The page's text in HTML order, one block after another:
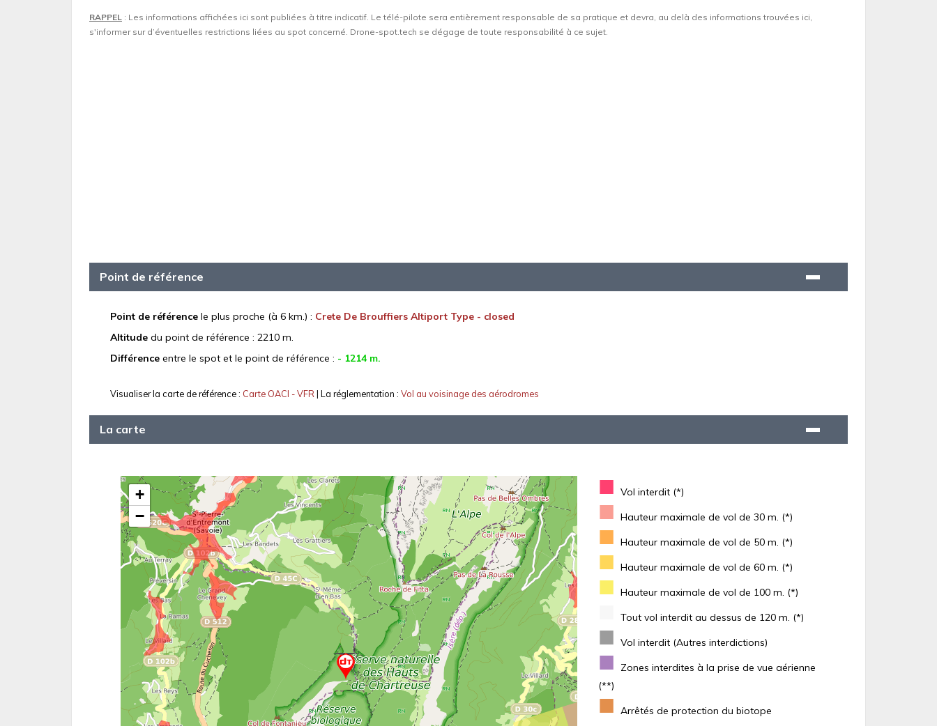
RAPPEL : Les informations affichées ici sont publiées à titre indicatif. Le télé-pilote sera entièrement responsable de sa pratique et devra, au delà des informations trouvées ici,
s'informer sur d’éventuelles restrictions liées au spot concerné. Drone-spot.tech se dégage de toute responsabilité à ce sujet.
Point de référence
Point de référence le plus proche (à 6 km.) : Crete De Brouffiers Altiport Type - closed
Altitude du point de référence : 2210 m.
Différence entre le spot et le point de référence : - 1214 m.
Visualiser la carte de référence : Carte OACI - VFR| La réglementation : Vol au voisinage des aérodromes
La carte
■ Vol interdit (*)
■ Hauteur maximale de vol de 30 m. (*)
■ Hauteur maximale de vol de 50 m. (*)
■ Hauteur maximale de vol de 60 m. (*)
■ Hauteur maximale de vol de 100 m. (*)
Tout vol interdit au dessus de 120 m. (*)
■ Vol interdit (Autres interdictions)
■
Zones interdites à la prise de vue aérienne
(**)
■ Arrêtés de protection du biotope